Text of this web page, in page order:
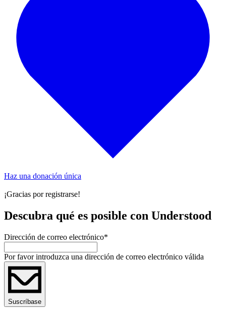
Haz una donación única
¡Gracias por registrarse!
Descubra qué es posible con Understood
Dirección de correo electrónico*
Por favor introduzca una dirección de correo electrónico válida
Suscríbase